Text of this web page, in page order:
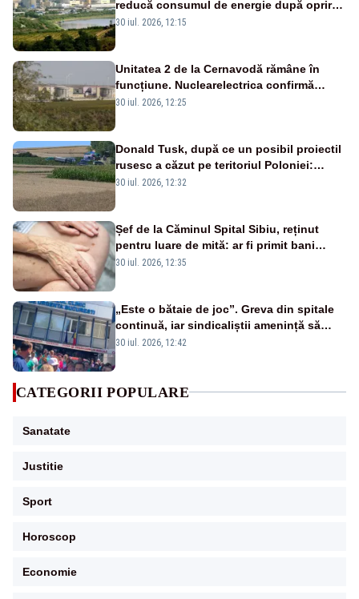
reducă consumul de energie după oprirea
reactoarelor de la Cernavodă
30 iul. 2026, 12:15
Unitatea 2 de la Cernavodă rămâne în
funcțiune. Nuclearelectrica confirmă
operarea în siguranță
30 iul. 2026, 12:25
Donald Tusk, după ce un posibil proiectil
rusesc a căzut pe teritoriul Poloniei:
„Totul indică o rachetă Kh-101”
30 iul. 2026, 12:32
Șef de la Căminul Spital Sibiu, reținut
pentru luare de mită: ar fi primit bani
pentru internarea mai rapidă a
30 iul. 2026, 12:35
„Este o bătaie de joc”. Greva din spitale
continuă, iar sindicaliștii amenință să
mute protestele în stradă
30 iul. 2026, 12:42
CATEGORII POPULARE
Sanatate
Justitie
Sport
Horoscop
Economie